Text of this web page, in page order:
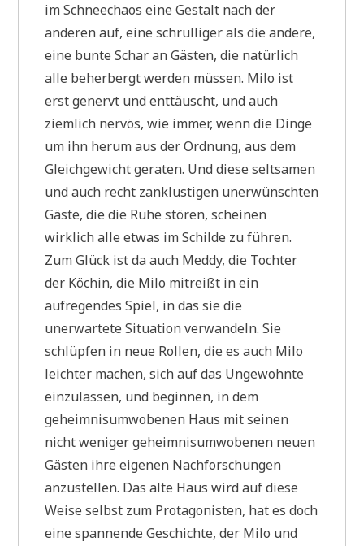
im Schneechaos eine Gestalt nach der
anderen auf, eine schrulliger als die andere,
eine bunte Schar an Gästen, die natürlich
alle beherbergt werden müssen. Milo ist
erst genervt und enttäuscht, und auch
ziemlich nervös, wie immer, wenn die Dinge
um ihn herum aus der Ordnung, aus dem
Gleichgewicht geraten. Und diese seltsamen
und auch recht zanklustigen unerwünschten
Gäste, die die Ruhe stören, scheinen
wirklich alle etwas im Schilde zu führen.
Zum Glück ist da auch Meddy, die Tochter
der Köchin, die Milo mitreißt in ein
aufregendes Spiel, in das sie die
unerwartete Situation verwandeln. Sie
schlüpfen in neue Rollen, die es auch Milo
leichter machen, sich auf das Ungewohnte
einzulassen, und beginnen, in dem
geheimnisumwobenen Haus mit seinen
nicht weniger geheimnisumwobenen neuen
Gästen ihre eigenen Nachforschungen
anzustellen. Das alte Haus wird auf diese
Weise selbst zum Protagonisten, hat es doch
eine spannende Geschichte, der Milo und